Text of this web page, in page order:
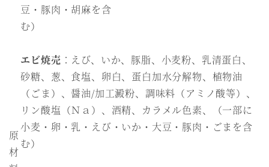
原
材
豆・豚肉・胡麻を含
む）
エビ焼売 ：えび、いか、豚脂、小麦粉、乳清蛋白、
砂糖、葱、食塩、卵白、蛋白加水分解物、植物油
（ごま）、醤油/加工澱粉、調味料（アミノ酸等）、
リン酸塩（Ｎａ）、酒精、カラメル色素、（一部に
小麦・卵・乳・えび・いか・大豆・豚肉・ごまを含
む）